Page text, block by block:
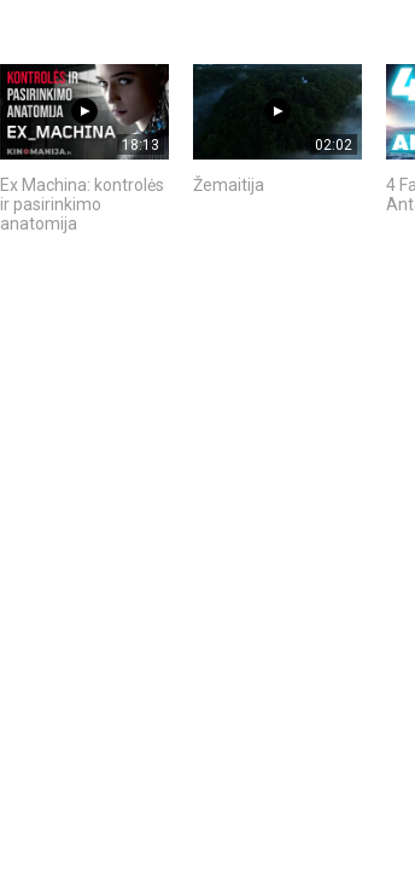
18:13
Ex Machina: kontrolės
ir pasirinkimo
anatomija
02:02
Žemaitija
4